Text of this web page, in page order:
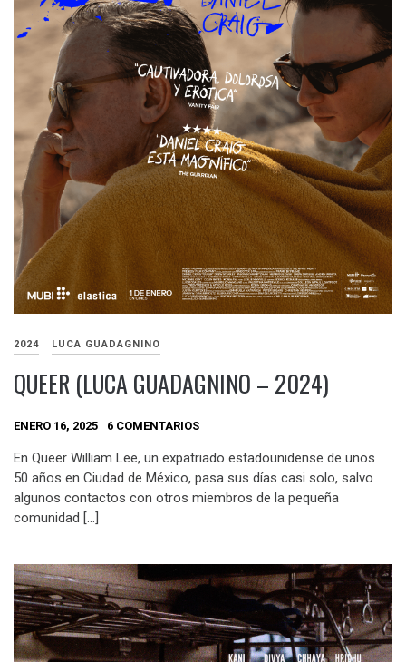
2024 LUCA GUADAGNINO
QUEER (LUCA GUADAGNINO – 2024)
ENERO 16, 2025 6 COMENTARIOS
En Queer William Lee, un expatriado estadounidense de unos
50 años en Ciudad de México, pasa sus días casi solo, salvo
algunos contactos con otros miembros de la pequeña
comunidad […]